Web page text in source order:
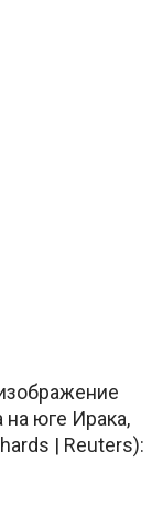
юге Ирака,
| Reuters):